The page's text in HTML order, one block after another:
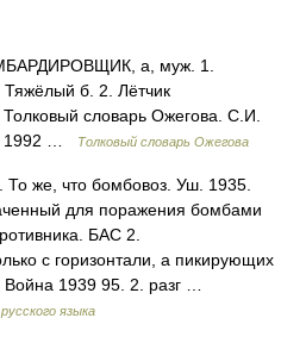
а, муж. 1.
б. 2. Лётчик
словарь Ожегова. С.И.
1992 …
Толковый словарь Ожегова
же, что бомбовоз. Уш. 1935.
для поражения бомбами
БАС 2.
с горизонтали, а пикирующих
1939 95. 2. разг …
языка